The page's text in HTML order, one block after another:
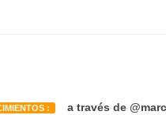
: a través de